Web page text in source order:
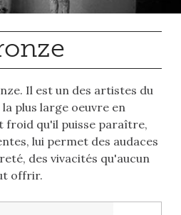
Il est un des artistes du
plus large oeuvre en
froid qu'il puisse paraître,
lui permet des audaces
des vivacités qu'aucun
offrir.